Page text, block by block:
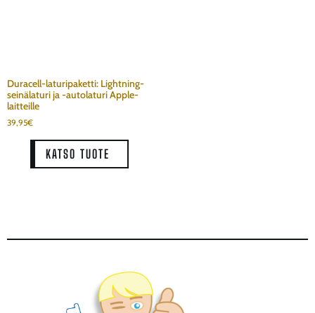
Duracell-laturipaketti: Lightning-
seinälaturi ja -autolaturi Apple-
laitteille
39,95€
KATSO TUOTE